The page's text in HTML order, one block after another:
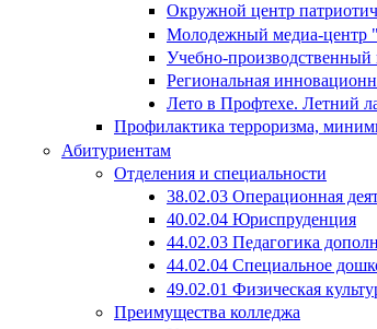
Окружной центр
Молодежный медиа-центр
Учебно-производственный
Региональная
Лето в Профтехе. Летний
Профилактика терроризма,
Абитуриентам
Отделения и специальности
38.02.03 Операционная
40.02.04 Юриспруденция
44.02.03 Педагогика
44.02.04 Специальное
49.02.01 Физическая
Преимущества колледжа